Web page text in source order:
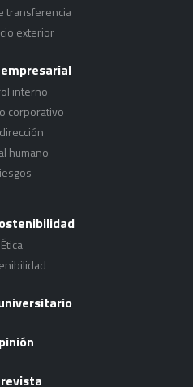
transferencia
exterior
interno
corporativo
humano
Ética